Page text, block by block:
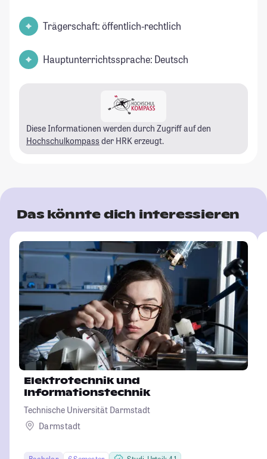
Trägerschaft: öffentlich-rechtlich
Hauptunterrichtssprache: Deutsch
Diese Informationen werden durch Zugriff auf den
Hochschulkompass der HRK erzeugt.
Das könnte dich interessieren
Elektrotechnik und
Informationstechnik
Technische Universität Darmstadt
Darmstadt